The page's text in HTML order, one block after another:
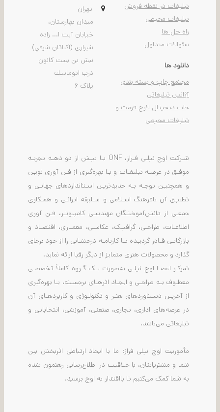
تبلیغات در نقطه فروش
تبلیغات محیطی
راه حل ها
سئوالات متداول
تهران
ميدان بهارستان،
خيابان آیت ا... زاده
شیرازی (اكباتان شرقي)
نبش بن بست كانون
درب اتوماتيك
پلاک ۶
دانلود ها
مجتمع چاپ و بسته بندی
آژانس تبلیغاتی
چاپ دیجیتال لارج فرمت و
تبلیغات محیطی
شـرکت اوج نیلـی فـراز، ONF بـا بیـش از دو دهـه تجربـه
موفـق در عرصـه تبلیغـات و بـا بهره‌گیری از فـن آوری نویـن
و همچنیـن توجـه بـه جدیدتریـن اسـتانداردهای جهانـی و
تطبیـق آن بافرهنگ اسـلامی و سـلیقه ایرانـی و همـکاری
جمعـی از دانش‌آموختـگان مهندسـی کامپیوتـر، فـن آوری
اطلاعـات، طراحـی، گرافیـک، عکاسـی، معمـاری، اقتصـاد و
بازرگانـی قـادر گردیـده تـا کارنامـه درخشـانی را از خود برجای
گذارد و محصولات هنری متمایز از دیگر رقبا ارائه نماید.
تمرکـز اعضـا اوج نیلـی به‌صورت یـک گـروه کاملاً تخصصـی
معطـوف بـه طراحـی و ایجـاد اثرهـای برجسـته، بـا بهره‌گیری
از آخریـن دسـتاوردهای هنـر و تکنولـوژی و کاربردهـای آن
در عرصه‌های اداری، تجاری، صنعتی، آموزشی، انتخاباتی و
تبلیغاتی می‌باشد.
مأموریت اوج نیلی فراز: ما با ایجاد ارتباطی اثربخش بین
شما و مشتریانتان، با خلاقیت در اطلاع‌رسانی رهنمون شده
به شما کمک می‌کنیم تا بااقتدار به اوج برسید.